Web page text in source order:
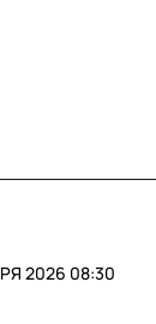
2026 08:30